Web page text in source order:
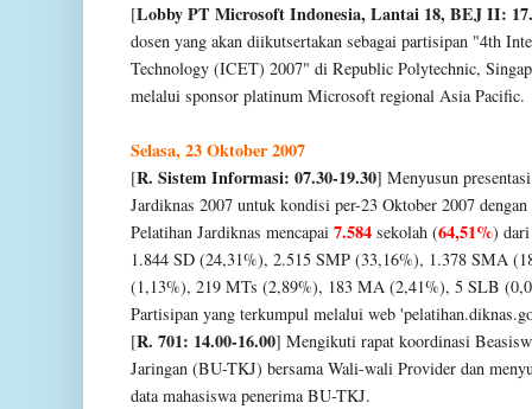
[Lobby PT Microsoft Indonesia, Lantai 18, BEJ II:
dosen yang akan diikutsertakan sebagai partisipan "4th
Technology (ICET) 2007" di Republic Polytechnic,
melalui sponsor platinum Microsoft regional Asia Pacific.
Selasa, 23 Oktober 2007
[R. Sistem Informasi: 07.30-19.30] Menyusun
Jardiknas 2007 untuk kondisi per-23 Oktober 2007
Pelatihan Jardiknas mencapai 7.584 sekolah (64,51%)
1.844 SD (24,31%), 2.515 SMP (33,16%), 1.378 SMA
(1,13%), 219 MTs (2,89%), 183 MA (2,41%), 5 SLB
Partisipan yang terkumpul melalui web
[R. 701: 14.00-16.00] Mengikuti rapat koordinasi
Jaringan (BU-TKJ) bersama Wali-wali Provider dan
data mahasiswa penerima BU-TKJ.